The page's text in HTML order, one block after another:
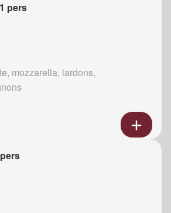
pers
mozzarella, lardons,